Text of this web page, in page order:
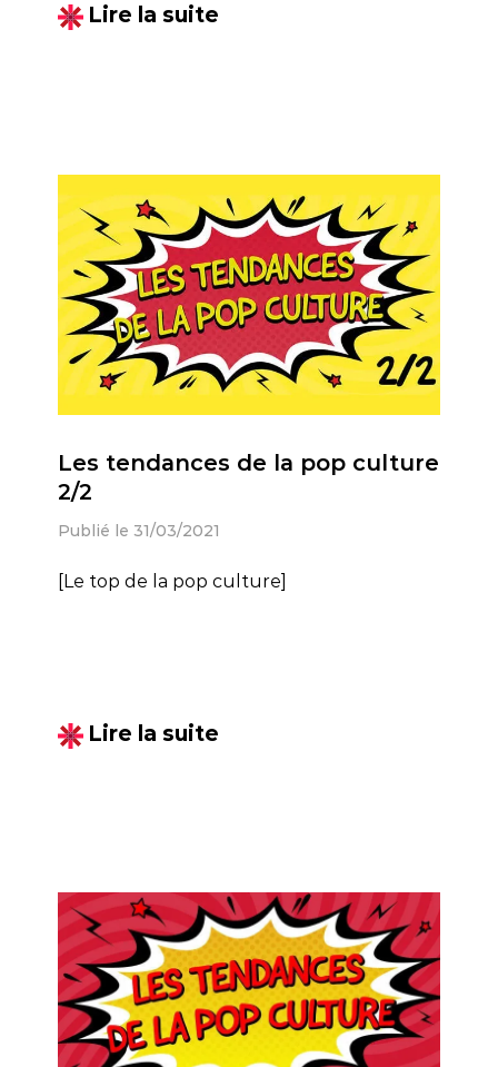
Lire la suite
Les tendances de la pop culture
2/2
Publié le 31/03/2021
[Le top de la pop culture]
Lire la suite